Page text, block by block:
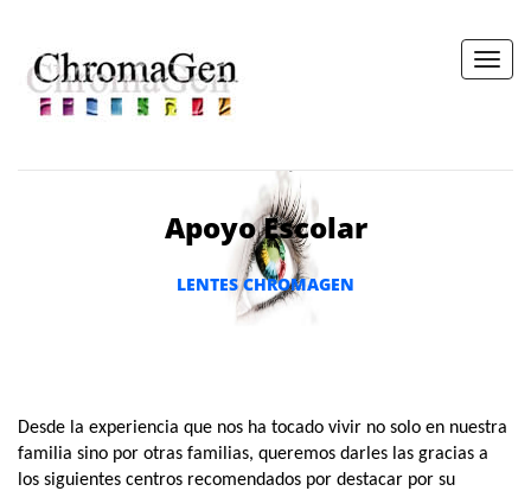
CHROMAGEN SPAIN
LENTES CHROMAGEN
INFORMACIÓN
Apoyo Escolar
LENTES CHROMAGEN
Desde la experiencia que nos ha tocado vivir no solo en nuestra
familia sino por otras familias, queremos darles las gracias a
los siguientes centros recomendados por destacar por su